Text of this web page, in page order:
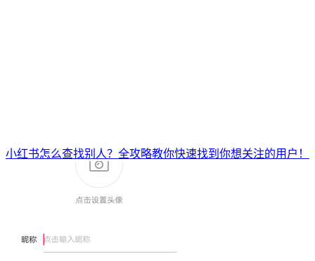
小红书怎么查找别人？全攻略教你快速找到你想关注的用户！